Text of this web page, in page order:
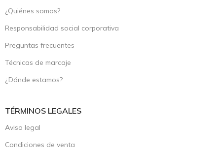
¿Quiénes somos?
Responsabilidad social corporativa
Preguntas frecuentes
Técnicas de marcaje
¿Dónde estamos?
TÉRMINOS LEGALES
Aviso legal
Condiciones de venta